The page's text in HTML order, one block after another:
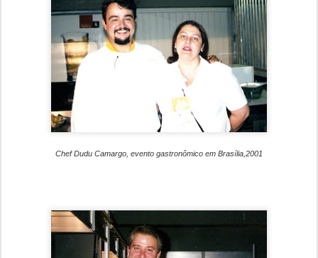
Chef Dudu Camargo, evento gastronômico em Brasília,2001